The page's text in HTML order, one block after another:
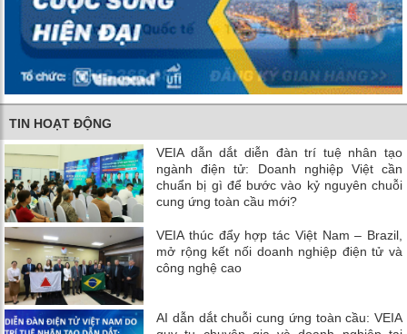
TIN HOẠT ĐỘNG
VEIA dẫn dắt diễn đàn trí tuệ nhân tạo
ngành điện tử: Doanh nghiệp Việt cần
chuẩn bị gì để bước vào kỷ nguyên chuỗi
cung ứng toàn cầu mới?
VEIA thúc đẩy hợp tác Việt Nam – Brazil,
mở rộng kết nối doanh nghiệp điện tử và
công nghệ cao
AI dẫn dắt chuỗi cung ứng toàn cầu: VEIA